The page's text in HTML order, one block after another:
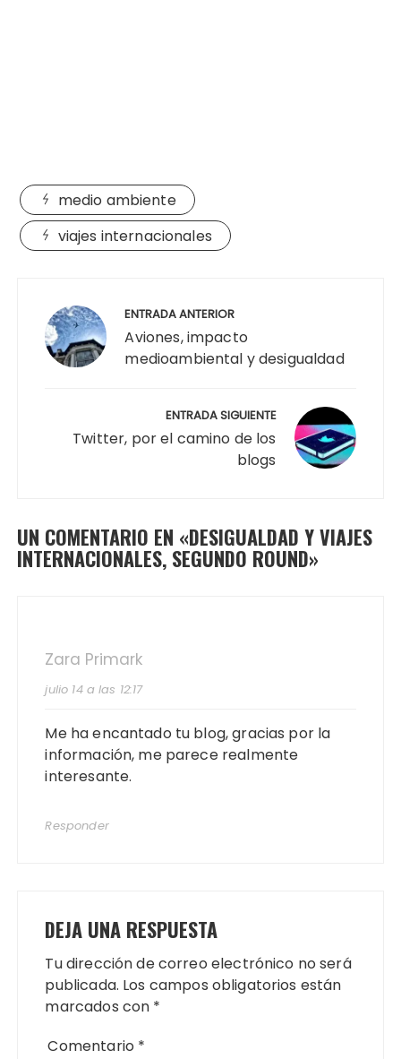
medio ambiente
viajes internacionales
entradas
ENTRADA ANTERIOR
Aviones, impacto
medioambiental y desigualdad
ENTRADA SIGUIENTE
Twitter, por el camino de los
blogs
UN COMENTARIO EN «DESIGUALDAD Y VIAJES
INTERNACIONALES, SEGUNDO ROUND»
Zara Primark
julio 14 a las 12:17
Me ha encantado tu blog, gracias por la
información, me parece realmente
interesante.
Responder
DEJA UNA RESPUESTA
Tu dirección de correo electrónico no será
publicada. Los campos obligatorios están
marcados con *
Comentario *